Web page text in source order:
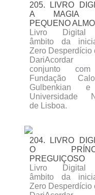
205. LIVRO
A MAGIA
PEQUENO
Livro
âmbito da
Zero Desperdício
DariAcordar
conjunto
Fundação
Gulbenkian
Universidade
de Lisboa.
204. LIVRO
O
PREGUIÇOSO
Livro
âmbito da
Zero Desperdício